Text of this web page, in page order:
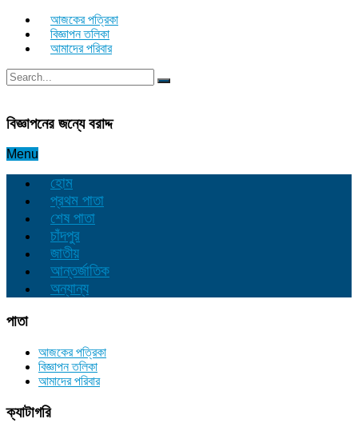
আজকের পত্রিকা
বিজ্ঞাপন তলিকা
আমাদের পরিবার
বিজ্ঞাপনের জন্যে বরাদ্দ
Menu
হোম
প্রথম পাতা
শেষ পাতা
চাঁদপুর
জাতীয়
আন্তর্জাতিক
অন্যান্য
পাতা
আজকের পত্রিকা
বিজ্ঞাপন তলিকা
আমাদের পরিবার
ক্যাটাগরি